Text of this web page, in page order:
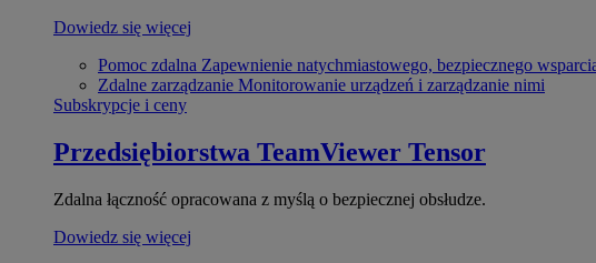
Dowiedz się więcej
Pomoc zdalna Zapewnienie natychmiastowego, bezpiecznego
Zdalne zarządzanie Monitorowanie urządzeń i zarządzanie nimi
Subskrypcje i ceny
Przedsiębiorstwa TeamViewer Tensor
Zdalna łączność opracowana z myślą o bezpiecznej obsłudze.
Dowiedz się więcej